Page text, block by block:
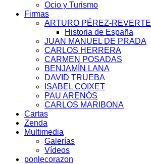
Ocio y Turismo
Firmas
ARTURO PÉREZ-REVERTE
Historia de España
JUAN MANUEL DE PRADA
CARLOS HERRERA
CARMEN POSADAS
BENJAMÍN LANA
DAVID TRUEBA
ISABEL COIXET
PAU ARENÓS
CARLOS MARIBONA
Cartas
Zenda
Multimedia
Galerías
Vídeos
ponlecorazon